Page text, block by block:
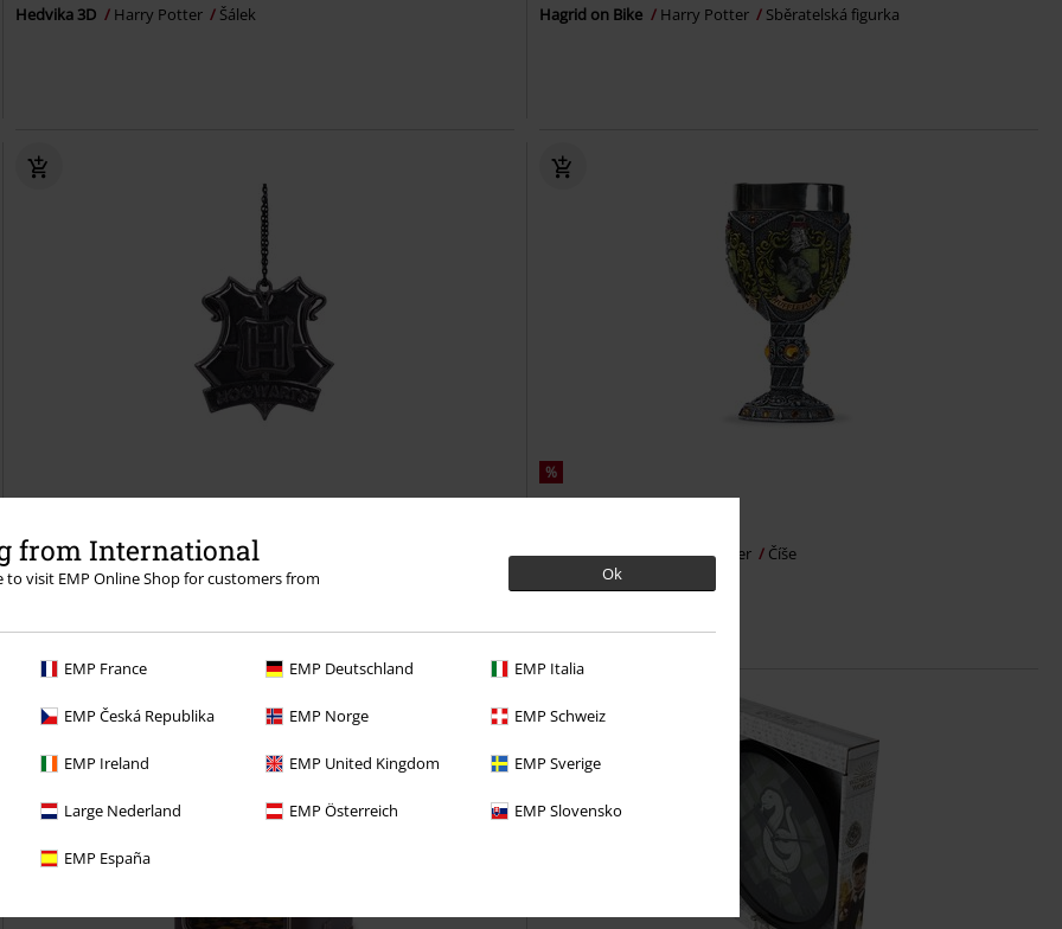
from International
to visit EMP Online Shop for customers from
Ok
EMP France EMP Deutschland EMP Italia
EMP Česká Republika EMP Norge EMP Schweiz
EMP Ireland EMP United Kingdom EMP Sverige
Large Nederland EMP Österreich EMP Slovensko
EMP España
Hedvika 3D Harry Potter Šálek Hagrid on Bike Harry Potter Sběratelská figurka
Nemesis Now - Hogwarts Harry Potter
%
Kalich Mrzimor Harry Potter Číše